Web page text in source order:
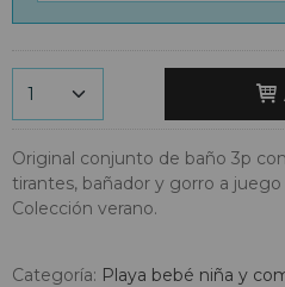
Original conjunto de baño 3p
tirantes, bañador y gorro a juego
Colección verano.
Categoría: Playa bebé niña y